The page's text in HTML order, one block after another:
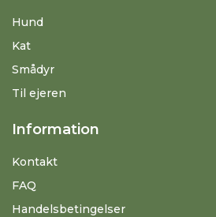
Hund
Kat
Smådyr
Til ejeren
Information
Kontakt
FAQ
Handelsbetingelser